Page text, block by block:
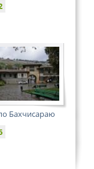
Бахчисараю